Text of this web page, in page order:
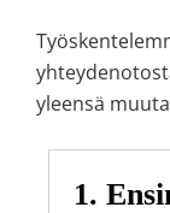
yleensä
1.